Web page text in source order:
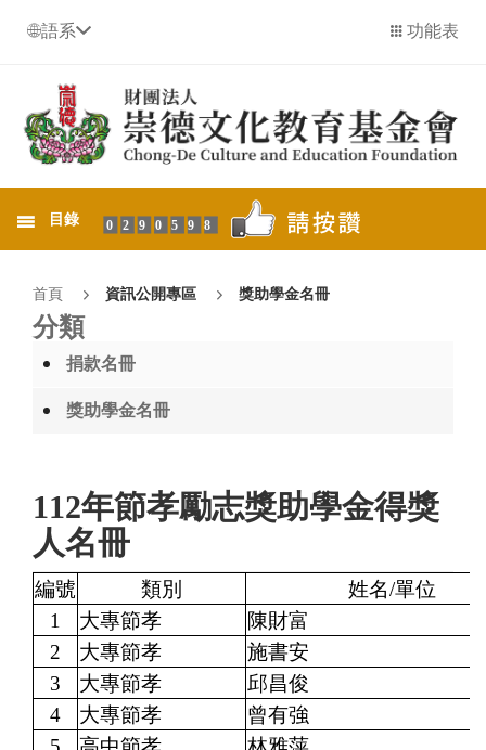
語系 功能表
目錄 0290598
首頁 資訊公開專區 獎助學金名冊
分類
捐款名冊
獎助學金名冊
112年節孝勵志獎助學金得獎
人名冊
編號 類別
姓名/單位
1
大專節孝
陳財富
2
大專節孝
施書安
3
大專節孝
邱昌俊
4
大專節孝
曾有強